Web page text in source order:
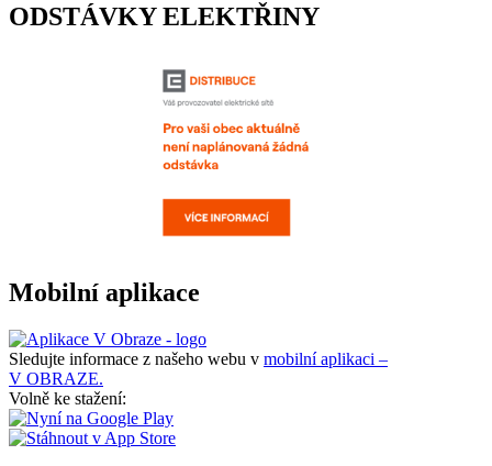
ODSTÁVKY ELEKTŘINY
Mobilní aplikace
Sledujte informace z našeho webu v mobilní aplikaci –
V OBRAZE.
Volně ke stažení: